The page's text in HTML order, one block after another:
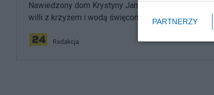
Nawiedzony dom Krystyny Jandy. Artystka biegała po
willi z krzyżem i wodą święconą
Redakcja
PARTNERZY